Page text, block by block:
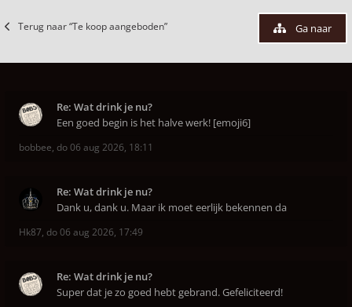
Terug naar “Te koop aangeboden” Ga naar
Re: Wat drink je nu?
Een goed begin is het halve werk! [emoji6]
bobbee, do 06 aug 2026, 18:11
Re: Wat drink je nu?
Dank u, dank u. Maar ik moet eerlijk bekennen da
Hk87, do 06 aug 2026, 17:49
Re: Wat drink je nu?
Super dat je zo goed hebt gebrand. Gefeliciteerd!